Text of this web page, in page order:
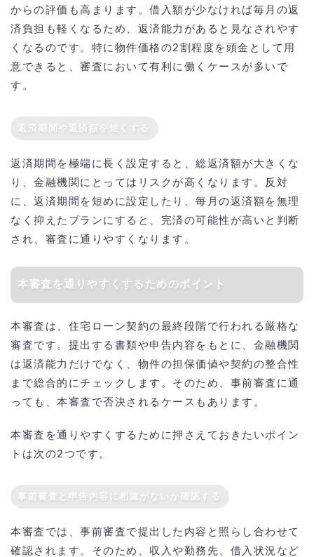
からの評価も高まります。借入額が少なければ毎月の返
済負担も軽くなるため、返済能力があると見なされやす
くなるのです。特に物件価格の2割程度を頭金として用
意できると、審査において有利に働くケースが多いで
す。
返済期間や返済額を短くする
返済期間を極端に長く設定すると、総返済額が大きくな
り、金融機関にとってはリスクが高くなります。反対
に、返済期間を短めに設定したり、毎月の返済額を無理
なく抑えたプランにすると、完済の可能性が高いと判断
され、審査に通りやすくなります。
本審査を通りやすくするためのポイント
本審査は、住宅ローン契約の最終段階で行われる厳格な
審査です。提出する書類や申告内容をもとに、金融機関
は返済能力だけでなく、物件の担保価値や契約の整合性
まで総合的にチェックします。そのため、事前審査に通
っても、本審査で否決されるケースもあります。
本審査を通りやすくするために押さえておきたいポイン
トは次の2つです。
事前審査と申告内容に相違がないか確認する
本審査では、事前審査で提出した内容と照らし合わせて
確認されます。そのため、収入や勤務先、借入状況など